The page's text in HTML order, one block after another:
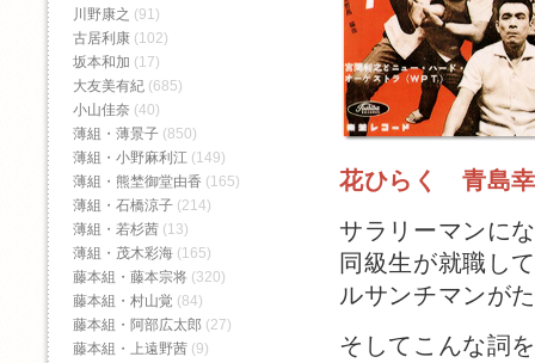
花ひらく 青島
サラリーマンに
同級生が就職し
ルサンチマンが
そしてこんな詞
川野康之 (91)
古居利康 (102)
坂本和加 (17)
大友美有紀 (685)
小山佳奈 (40)
薄組・薄景子 (850)
薄組・小野麻利江 (149)
薄組・熊埜御堂由香 (165)
薄組・石橋涼子 (214)
薄組・若杉茜 (13)
薄組・茂木彩海 (165)
藤本組・藤本宗将 (320)
藤本組・村山覚 (84)
藤本組・阿部広太郎 (27)
藤本組・上遠野茜 (9)